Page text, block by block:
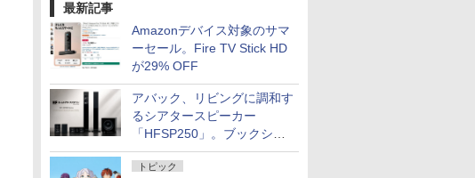
最新記事
Amazonデバイス対象のサマ
ーセール。Fire TV Stick HD
が29% OFF
アバック、リビングに調和す
るシアタースピーカー
「HFSP250」。ブックシェ
ルフはペア3万円以下
トピック